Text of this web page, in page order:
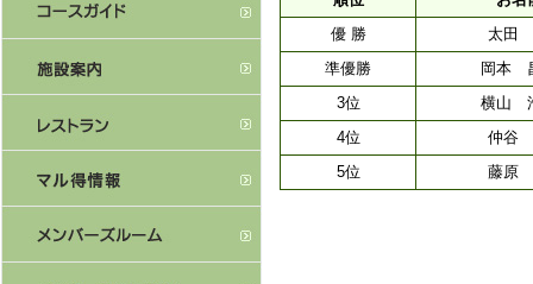
優 勝
太田
準優勝
岡本
3位
横山
4位
仲谷
5位
藤原